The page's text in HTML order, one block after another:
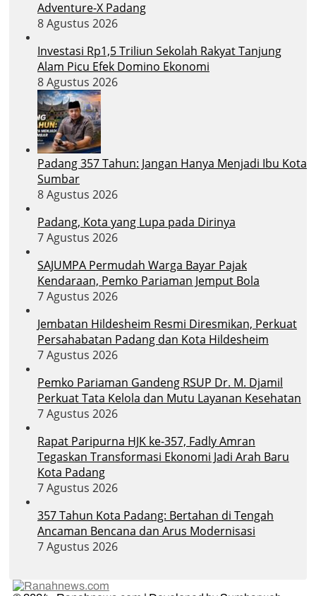
Adventure-X Padang
8 Agustus 2026
Investasi Rp1,5 Triliun Sekolah Rakyat Tanjung
Alam Picu Efek Domino Ekonomi
8 Agustus 2026
Padang 357 Tahun: Jangan Hanya Menjadi Ibu Kota
Sumbar
8 Agustus 2026
Padang, Kota yang Lupa pada Dirinya
7 Agustus 2026
SAJUMPA Permudah Warga Bayar Pajak
Kendaraan, Pemko Pariaman Jemput Bola
7 Agustus 2026
Jembatan Hildesheim Resmi Diresmikan, Perkuat
Persahabatan Padang dan Kota Hildesheim
7 Agustus 2026
Pemko Pariaman Gandeng RSUP Dr. M. Djamil
Perkuat Tata Kelola dan Mutu Layanan Kesehatan
7 Agustus 2026
Rapat Paripurna HJK ke-357, Fadly Amran
Tegaskan Transformasi Ekonomi Jadi Arah Baru
Kota Padang
7 Agustus 2026
357 Tahun Kota Padang: Bertahan di Tengah
Ancaman Bencana dan Arus Modernisasi
7 Agustus 2026